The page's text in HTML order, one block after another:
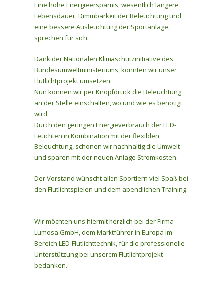
Eine hohe Energieersparnis, wesentlich längere
Lebensdauer, Dimmbarkeit der Beleuchtung und
eine bessere Ausleuchtung der Sportanlage,
sprechen für sich.
Dank der Nationalen Klimaschutzinitiative des
Bundesumweltministeriums, konnten wir unser
Flutlichtprojekt umsetzen.
Nun können wir per Knopfdruck die Beleuchtung
an der Stelle einschalten, wo und wie es benötigt
wird.
Durch den geringen Energieverbrauch der LED-
Leuchten in Kombination mit der flexiblen
Beleuchtung, schonen wir nachhaltig die Umwelt
und sparen mit der neuen Anlage Stromkosten.
Der Vorstand wünscht allen Sportlern viel Spaß bei
den Flutlichtspielen und dem abendlichen Training.
Wir möchten uns hiermit herzlich bei der Firma
Lumosa GmbH, dem Marktführer in Europa im
Bereich LED-Flutlichttechnik, für die professionelle
Unterstützung bei unserem Flutlichtprojekt
bedanken.